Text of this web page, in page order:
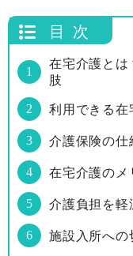
目次
在宅介護とは
肢
利用できる在
介護保険の仕
在宅介護のメ
介護負担を軽
施設入所への